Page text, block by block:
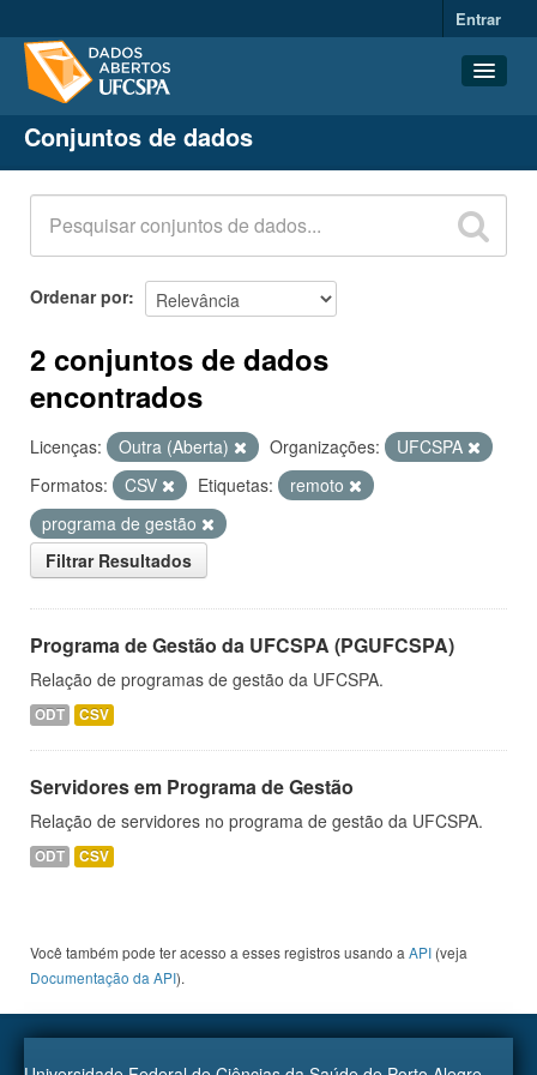
Entrar
Conjuntos de dados
Organizações
Grupos
Sobre
Conjuntos de dados
Ordenar por
2 conjuntos de dados
encontrados
Licenças: Outra (Aberta) Organizações:
UFCSPA
Formatos:
CSV Etiquetas:
remoto
programa de gestão
Filtrar Resultados
Programa de Gestão da UFCSPA (PGUFCSPA)
Relação de programas de gestão da UFCSPA.
ODT CSV
Servidores em Programa de Gestão
Relação de servidores no programa de gestão da UFCSPA.
ODT CSV
Você também pode ter acesso a esses registros usando a API (veja
Documentação da API).